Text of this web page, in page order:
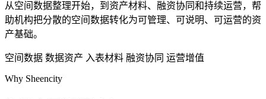
从空间数据整理开始，到资产材料、融资协同和持续运营，帮
助机构把分散的空间数据转化为可管理、可说明、可运营的资
产基础。
空间数据 数据资产 入表材料 融资协同 运营增值
Why Sheencity